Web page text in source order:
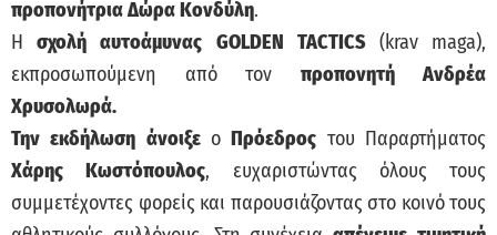
προπονήτρια Δώρα Κονδύλη.
Ησχολή αυτοάμυνας GOLDEN TACTICS(krav maga),
εκπροσωπούμενη από τον προπονητή Ανδρέα
Χρυσολωρά.
Την εκδήλωση άνοιξεοΠρόεδρος του Παραρτήματος
Χάρης Κωστόπουλος, ευχαριστώντας όλους τους
συμμετέχοντες φορείς και παρουσιάζοντας στο κοινό τους